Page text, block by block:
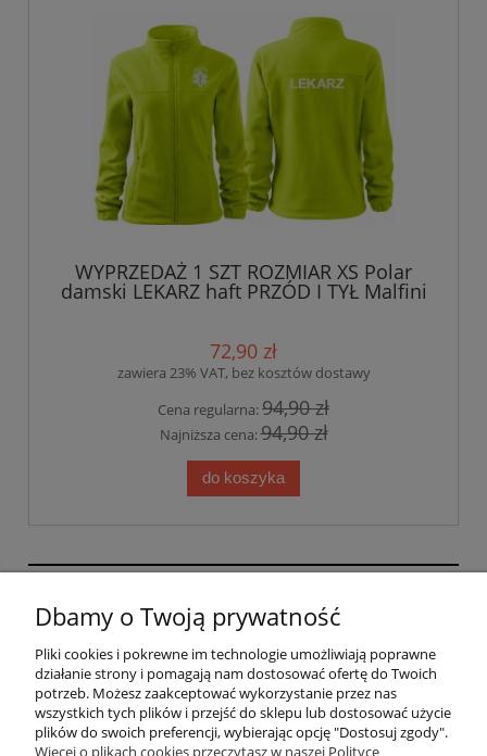
WYPRZEDAŻ 1 SZT ROZMIAR XS Polar
damski LEKARZ haft PRZÓD I TYŁ Malfini
72,90 zł
zawiera 23% VAT, bez kosztów dostawy
Cena regularna:94,90 zł
Najniższa cena:94,90 zł
do koszyka
GRAFIHAFT Sylwester Górecki | Bysina 205, 32-400
Myślenice, woj. małopolskie | mail:
sklep@grafihaft.pl | tel: 697 374 232, 518 626 771 |
NIP: 6811683757
Pomoc
Dbamy o Twoją prywatność
Pliki cookies i pokrewne im technologie umożliwiają poprawne
działanie strony i pomagają nam dostosować ofertę do Twoich
potrzeb. Możesz zaakceptować wykorzystanie przez nas
wszystkich tych plików i przejść do sklepu lub dostosować użycie
plików do swoich preferencji, wybierając opcję "Dostosuj zgody".
Więcej o plikach cookies przeczytasz w naszej Polityce